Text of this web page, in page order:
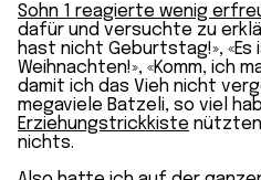
Sohn 1 reagierte wenig
dafür und versuchte zu
hast nicht Geburtstag!»,
Weihnachten!», «Komm, ich
damit ich das Vieh nicht
megaviele Batzeli, so viel
Erziehungstrickkiste nützten
nichts.